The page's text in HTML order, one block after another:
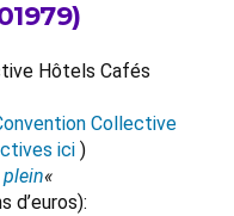
Hôtels Cafés
Collective
ici )
«
d’euros):